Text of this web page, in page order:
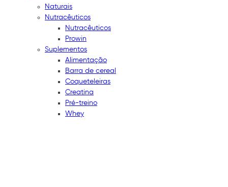
Naturais
Nutracêuticos
Nutracêuticos
Prowin
Suplementos
Alimentação
Barra de cereal
Coqueteleiras
Creatina
Pré-treino
Whey